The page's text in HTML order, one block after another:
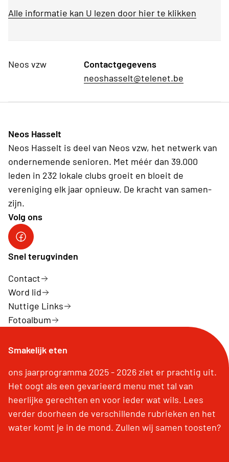
Alle informatie kan U lezen door hier te klikken
Neos vzw
Contactgegevens
neoshasselt@telenet.be
Neos Hasselt
Neos Hasselt is deel van Neos vzw, het netwerk van
ondernemende senioren. Met méér dan 39.000
leden in 232 lokale clubs groeit en bloeit de
vereniging elk jaar opnieuw. De kracht van samen-
zijn.
Volg ons
Neos Hasselt
Snel terugvinden
Contact
Word lid
Nuttige Links
Fotoalbum
Smakelijk eten
ons jaarprogramma 2025 - 2026 ziet er prachtig uit.
Het oogt als een gevarieerd menu met tal van
heerlijke gerechten en voor ieder wat wils. Lees
verder doorheen de verschillende rubrieken en het
water komt je in de mond. Zullen wij samen toosten?